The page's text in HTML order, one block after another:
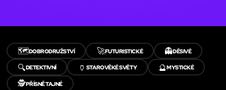
🗺️DOBRODRUŽSTVÍ 🚀FUTURISTICKÉ 👻DĚSIVÉ
🔍DETEKTIVNÍ 🏺 STAROVĚKÉ SVĚTY 🔮MYSTICKÉ
🕵️PŘÍSNĚ TAJNÉ